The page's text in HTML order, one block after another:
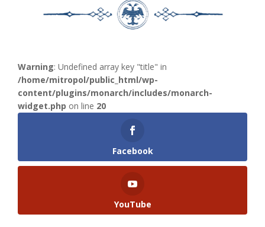
Warning: Undefined array key "title" in
/home/mitropol/public_html/wp-
content/plugins/monarch/includes/monarch-
widget.php on line 20
Facebook
YouTube